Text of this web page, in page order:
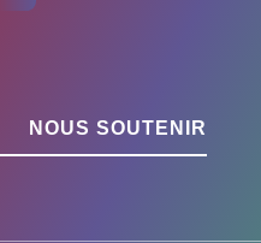
NOUS SOUTENIR